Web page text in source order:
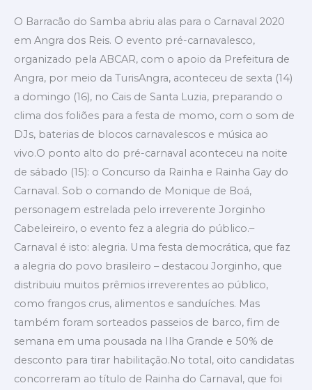
O Barracão do Samba abriu alas para o Carnaval 2020
em Angra dos Reis. O evento pré-carnavalesco,
organizado pela ABCAR, com o apoio da Prefeitura de
Angra, por meio da TurisAngra, aconteceu de sexta (14)
a domingo (16), no Cais de Santa Luzia, preparando o
clima dos foliões para a festa de momo, com o som de
DJs, baterias de blocos carnavalescos e música ao
vivo.O ponto alto do pré-carnaval aconteceu na noite
de sábado (15): o Concurso da Rainha e Rainha Gay do
Carnaval. Sob o comando de Monique de Boá,
personagem estrelada pelo irreverente Jorginho
Cabeleireiro, o evento fez a alegria do público.–
Carnaval é isto: alegria. Uma festa democrática, que faz
a alegria do povo brasileiro – destacou Jorginho, que
distribuiu muitos prêmios irreverentes ao público,
como frangos crus, alimentos e sanduíches. Mas
também foram sorteados passeios de barco, fim de
semana em uma pousada na Ilha Grande e 50% de
desconto para tirar habilitação.No total, oito candidatas
concorreram ao título de Rainha do Carnaval, que foi